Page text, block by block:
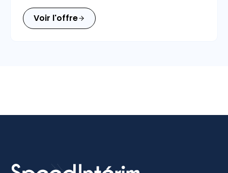
Voir l'offre